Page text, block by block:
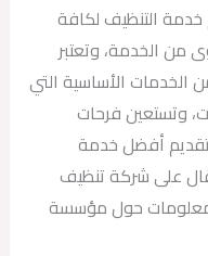
التنظيف لكافة
من الخدمة، وتعتبر
الخدمات الأساسية التي
وتستعين فرحات
أفضل خدمة
على شركة تنظيف
حول مؤسسة